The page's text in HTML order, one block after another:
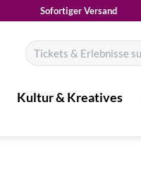
Sofortiger Versand
Suchen
nach:
Kultur & Kreatives